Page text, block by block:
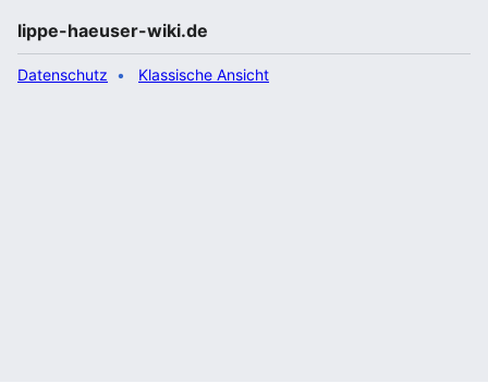
lippe-haeuser-wiki.de
Datenschutz Klassische Ansicht